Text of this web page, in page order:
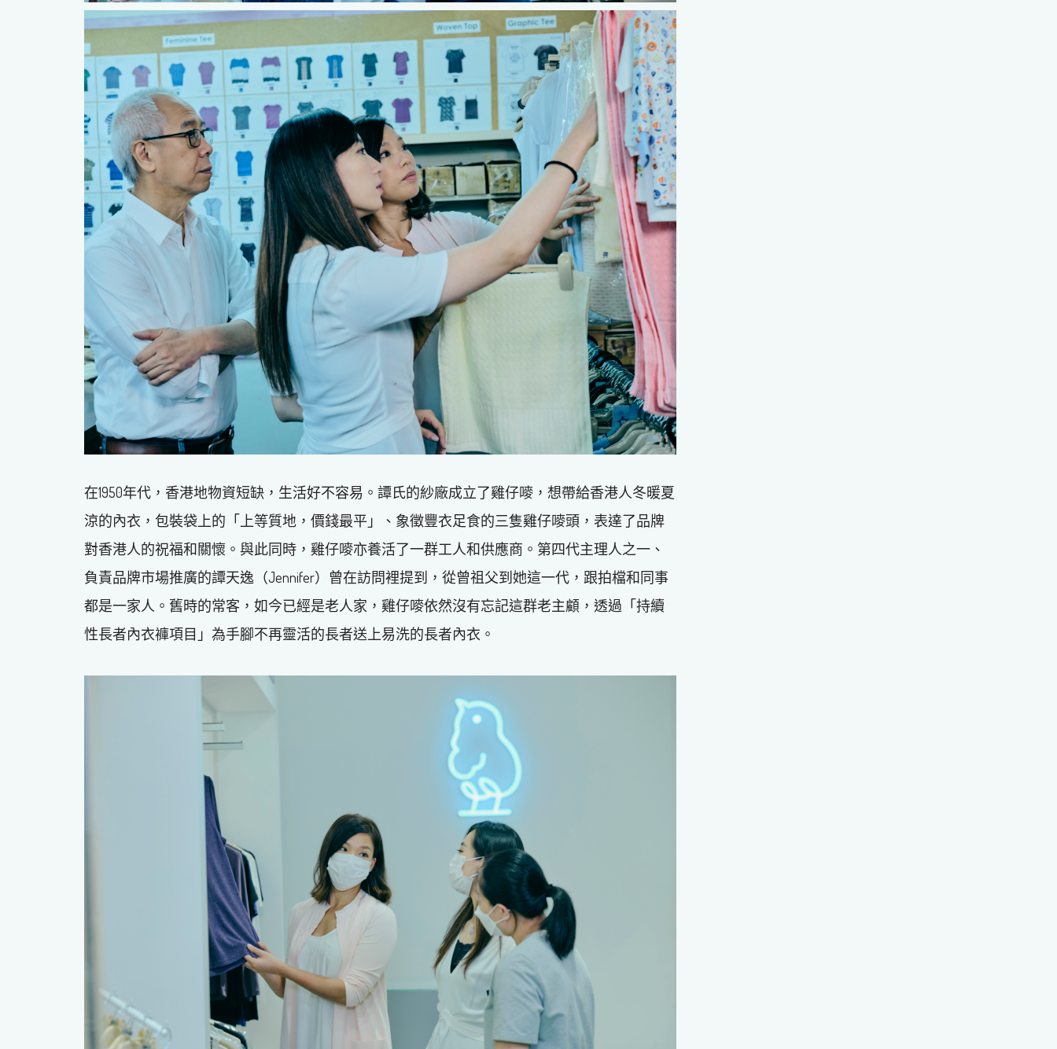
在1950年代，香港地物資短缺，生活好不容易。譚氏的紗廠成立了雞仔嘜，想帶給香港人冬暖夏
涼的內衣，包裝袋上的「上等質地，價錢最平」、象徵豐衣足食的三隻雞仔嘜頭，表達了品牌
對香港人的祝福和關懷。與此同時，雞仔嘜亦養活了一群工人和供應商。第四代主理人之一、
負責品牌市場推廣的譚天逸（Jennifer）曾在訪問裡提到，從曾祖父到她這一代，跟拍檔和同事
都是一家人。舊時的常客，如今已經是老人家，雞仔嘜依然沒有忘記這群老主顧，透過「持續
性長者內衣褲項目」為手腳不再靈活的長者送上易洗的長者內衣。